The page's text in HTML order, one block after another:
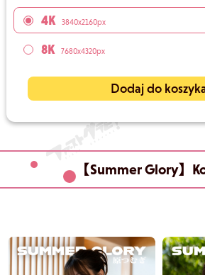
4K 3840x2160px
8K 7680x4320px
Dodaj do
【Summer Glory】